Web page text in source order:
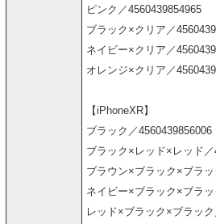
ピンク／4560439854965
ブラック×クリア／
ネイビー×クリア／
オレンジ×クリア／
【iPhoneXR】
ブラック／4560439856006
ブラック×レッド×レッド
ブラウン×ブラック×ブラ
ネイビー×ブラック×ブラ
レッド×ブラック×ブラッ